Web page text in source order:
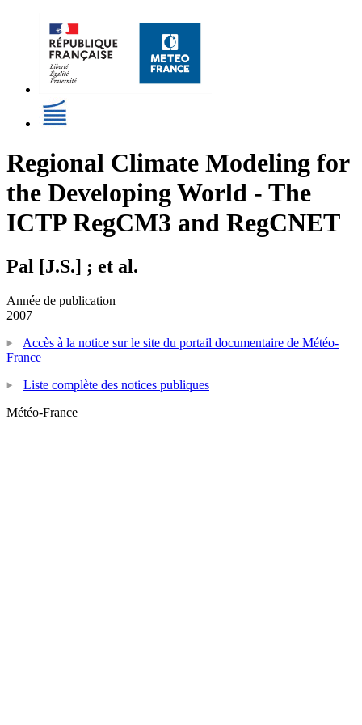
Regional Climate Modeling for
the Developing World - The
ICTP RegCM3 and RegCNET
Pal [J.S.] ; et al.
Année de publication
2007
Accès à la notice sur le site du portail documentaire de Météo-
France
Liste complète des notices publiques
Météo-France